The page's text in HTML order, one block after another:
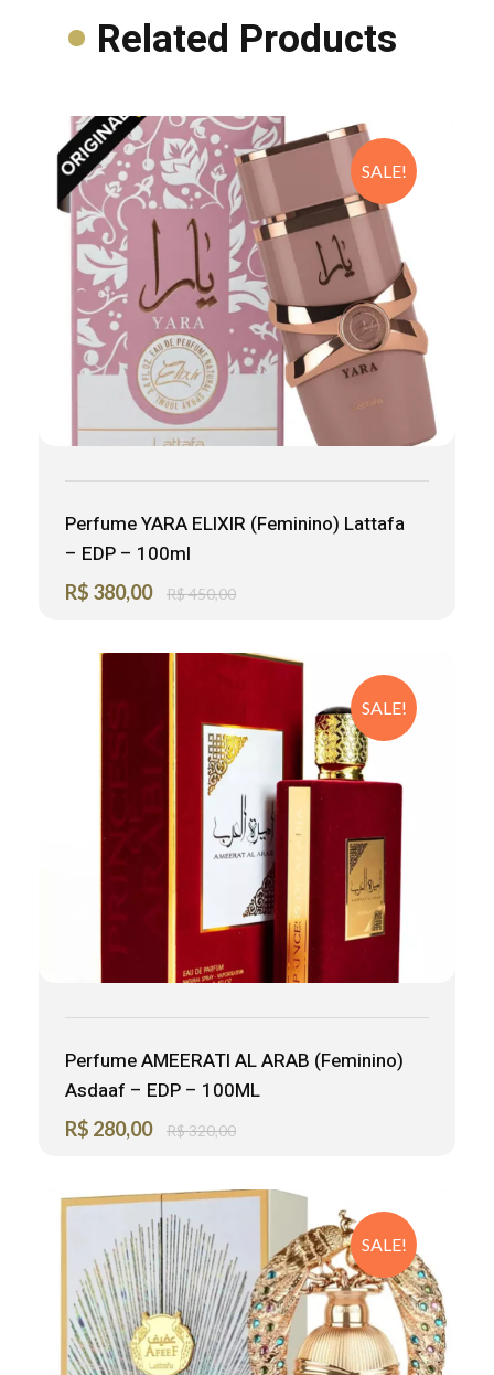
Related Products
SALE!
Perfume YARA ELIXIR (Feminino) Lattafa
– EDP – 100ml
R$ 380,00 R$450,00
SALE!
Perfume AMEERATI AL ARAB (Feminino)
Asdaaf – EDP – 100ML
R$ 280,00 R$320,00
SALE!